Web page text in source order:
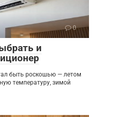
0
и
быть роскошью — летом
температуру, зимой